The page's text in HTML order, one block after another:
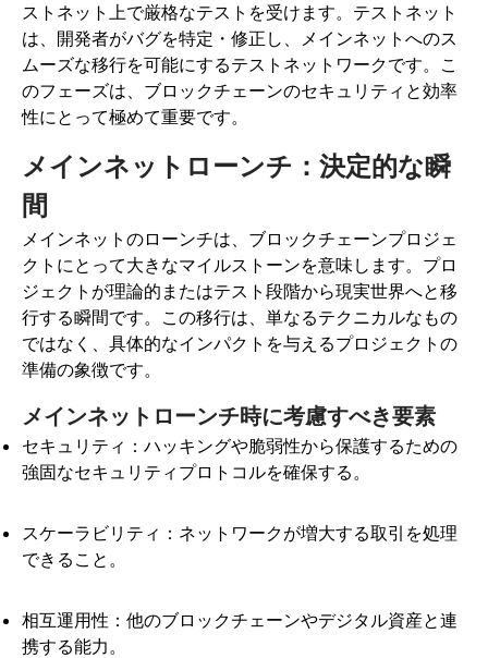
ストネット上で厳格なテストを受けます。テストネット
は、開発者がバグを特定・修正し、メインネットへのス
ムーズな移行を可能にするテストネットワークです。こ
のフェーズは、ブロックチェーンのセキュリティと効率
性にとって極めて重要です。
メインネットローンチ：決定的な瞬
間
メインネットのローンチは、ブロックチェーンプロジェ
クトにとって大きなマイルストーンを意味します。プロ
ジェクトが理論的またはテスト段階から現実世界へと移
行する瞬間です。この移行は、単なるテクニカルなもの
ではなく、具体的なインパクトを与えるプロジェクトの
準備の象徴です。
メインネットローンチ時に考慮すべき要素
セキュリティ：ハッキングや脆弱性から保護するための
強固なセキュリティプロトコルを確保する。
スケーラビリティ：ネットワークが増大する取引を処理
できること。
相互運用性：他のブロックチェーンやデジタル資産と連
携する能力。